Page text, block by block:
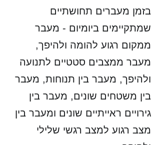
בזמן מעברים תחושתיים
שמתקיימים ביומיום - מעבר
ממקום רגוע להומה ולהיפך,
מעבר ממצבים סטטיים לתנועה
ולהיפך, מעבר בין תנוחות, מעבר
בין משטחים שונים, מעבר בין
גירויים ראייתיים שונים ומעבר בין
מצב רגוע למצב רגשי שלילי